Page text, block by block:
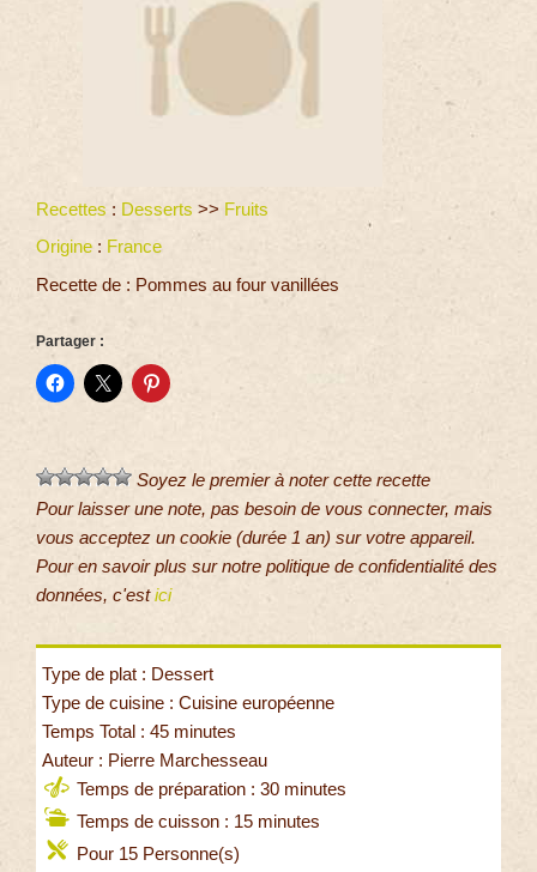
Recettes : Desserts >> Fruits
Origine : France
Recette de : Pommes au four vanillées
Partager :
Soyez le premier à noter cette recette
Pour laisser une note, pas besoin de vous connecter, mais
vous acceptez un cookie (durée 1 an) sur votre appareil.
Pour en savoir plus sur notre politique de confidentialité des
données, c'estici
Type de plat : Dessert
Type de cuisine : Cuisine européenne
Temps Total : 45 minutes
Auteur : Pierre Marchesseau
Temps de préparation : 30 minutes
Temps de cuisson : 15 minutes
Pour 15 Personne(s)